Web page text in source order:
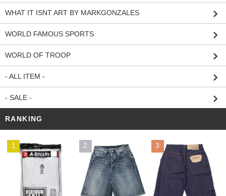
WHAT IT ISNT ART BY MARKGONZALES
WORLD FAMOUS SPORTS
WORLD OF TROOP
- ALL ITEM -
- SALE -
RANKING
1 2 3